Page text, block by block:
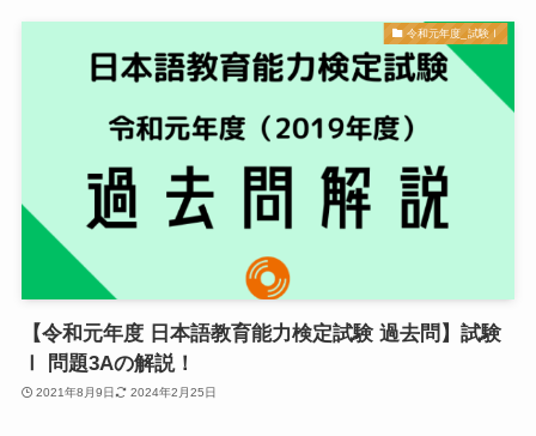
令和元年度_試験Ⅰ
【令和元年度 日本語教育能力検定試験 過去問】試験
Ⅰ 問題3Aの解説！
2021年8月9日 2024年2月25日